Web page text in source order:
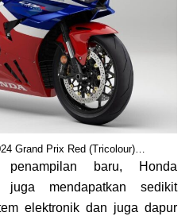
Grand Prix Red (Tricolour)…
baru, Honda
mendapatkan sedikit
elektronik dan juga dapur